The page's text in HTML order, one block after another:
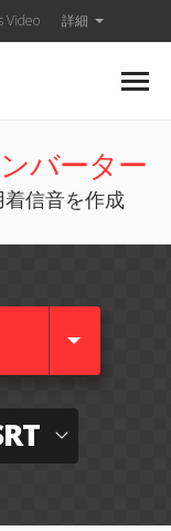
Video 詳細
バーター
信音を作成